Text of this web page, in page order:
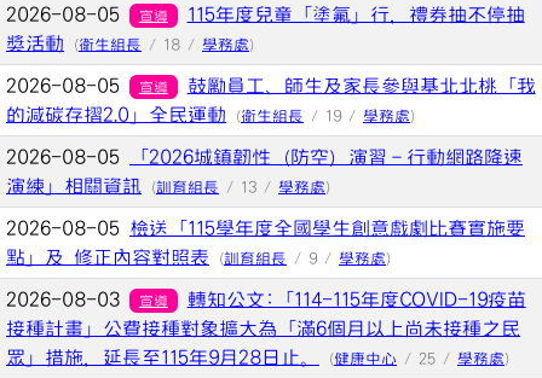
2026-08-05 宣導
115年度兒童「塗氟」行，禮券抽不停抽
獎活動
(衛生組長 / 18 / 學務處)
2026-08-05 宣導
鼓勵員工、師生及家長參與基北北桃「我
的減碳存摺2.0」全民運動
(衛生組長 / 19 / 學務處)
2026-08-05
「2026城鎮韌性（防空）演習－行動網路降速
演練」相關資訊
(訓育組長 / 13 / 學務處)
2026-08-05 檢送「115學年度全國學生創意戲劇比賽實施要
點」及 修正內容對照表
(訓育組長 / 9 / 學務處)
2026-08-03 宣導
轉知公文:「114-115年度COVID-19疫苗
接種計畫」公費接種對象擴大為「滿6個月以上尚未接種之民
眾」措施，延長至115年9月28日止。
(健康中心 / 25 / 學務處)